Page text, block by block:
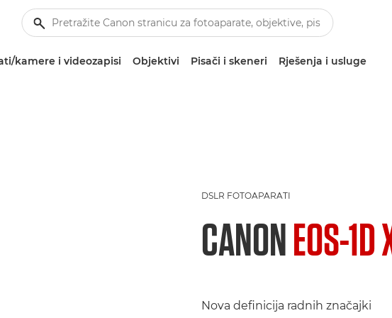
kamere i videozapisi Objektivi Pisači i skeneri Rješenja i usluge
DSLR FOTOAPARATI
CANONEOS-1D
Nova definicija radnih značajki